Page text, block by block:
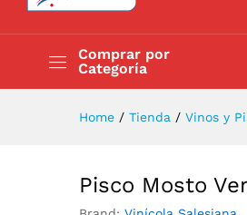
Comprar por
Categoría
Promociones
Home / Tienda / Vinos y
Pisco Mosto